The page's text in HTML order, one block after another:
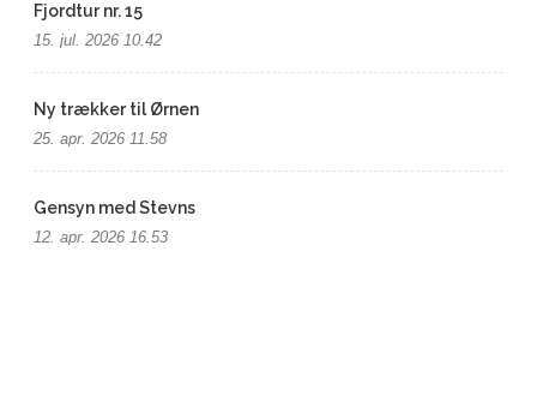
Fjordtur nr. 15
15. jul. 2026 10.42
Ny trækker til Ørnen
25. apr. 2026 11.58
Gensyn med Stevns
12. apr. 2026 16.53